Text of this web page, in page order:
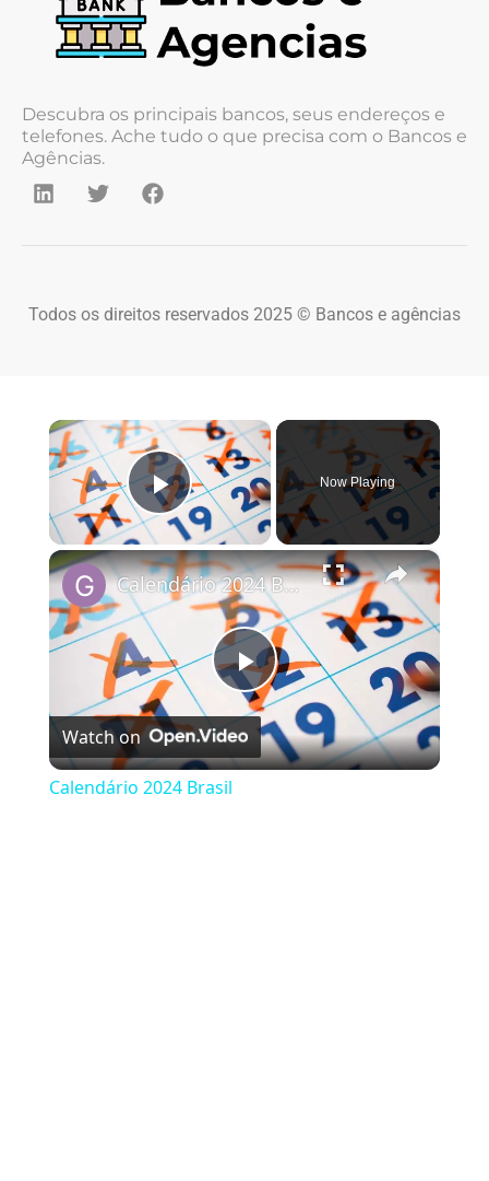
Descubra os principais bancos, seus endereços e
telefones. Ache tudo o que precisa com o Bancos e
Agências.
Todos os direitos reservados 2025 © Bancos e agências
×
Play Video
Now Playing
×
Play Video
Calendário 2024 Brasil
Watch on
Calendário 2024 Brasil